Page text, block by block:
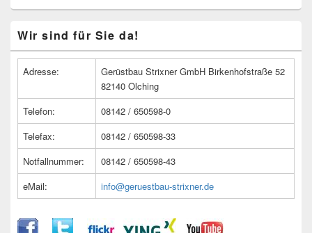
Seitenleisten
Widget-
Wir sind für Sie da!
Adresse:
Gerüstbau Strixner GmbH Birkenhofstraße 52
82140 Olching
Telefon:
08142 / 650598-0
Telefax:
08142 / 650598-33
Notfallnummer:
08142 / 650598-43
eMail:
info@geruestbau-strixner.de